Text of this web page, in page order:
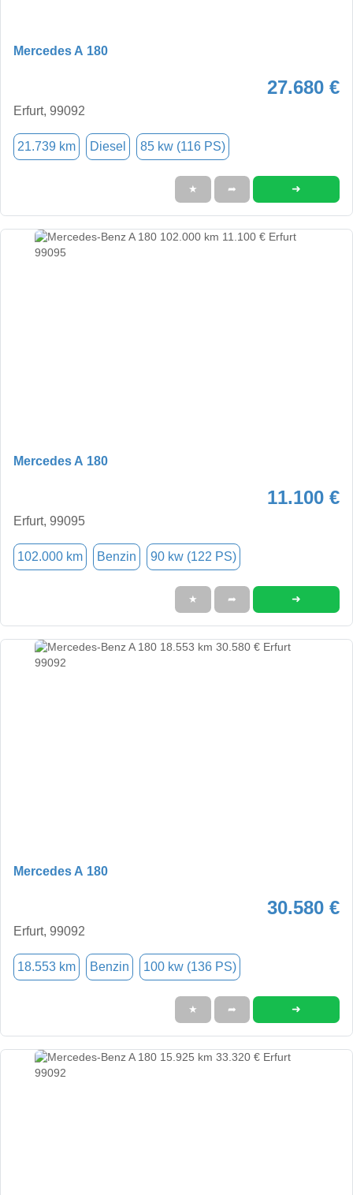
Mercedes A 180
27.680 €
Erfurt, 99092
21.739 km Diesel 85 kw (116 PS)
★ ➦ ➜
Mercedes A 180
11.100 €
Erfurt, 99095
102.000 km Benzin 90 kw (122 PS)
★ ➦ ➜
Mercedes A 180
30.580 €
Erfurt, 99092
18.553 km Benzin 100 kw (136 PS)
★ ➦ ➜